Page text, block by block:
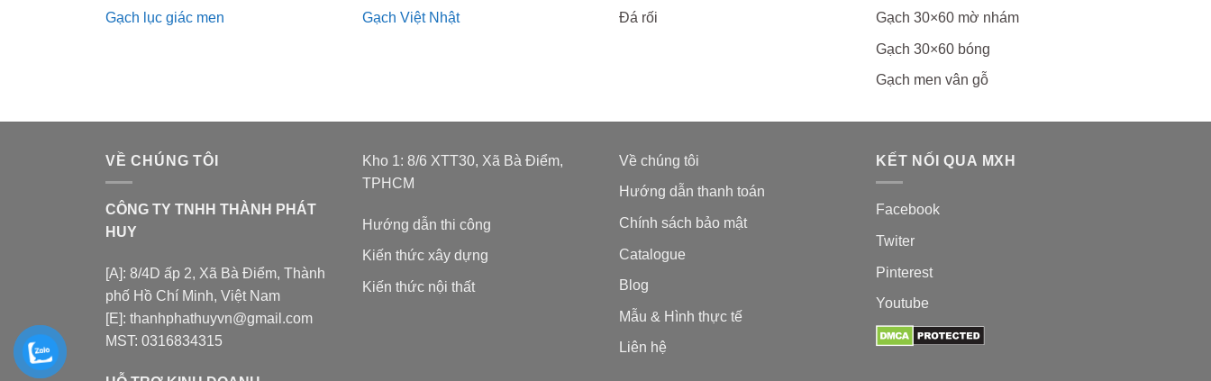
Gạch lục giác men Gạch Việt Nhật Đá rối Gạch 30×60 mờ nhám
Gạch 30×60 bóng
Gạch men vân gỗ
VỀ CHÚNG TÔI
CÔNG TY TNHH THÀNH PHÁT
HUY
[A]: 8/4D ấp 2, Xã Bà Điểm, Thành
phố Hồ Chí Minh, Việt Nam
[E]: thanhphathuyvn@gmail.com
MST: 0316834315
Kho 1: 8/6 XTT30, Xã Bà Điểm,
TPHCM
Hướng dẫn thi công
Kiến thức xây dựng
Kiến thức nội thất
Về chúng tôi
Hướng dẫn thanh toán
Chính sách bảo mật
Catalogue
Blog
Mẫu & Hình thực tế
Liên hệ
KẾT NỐI QUA MXH
Facebook
Twiter
Pinterest
Youtube